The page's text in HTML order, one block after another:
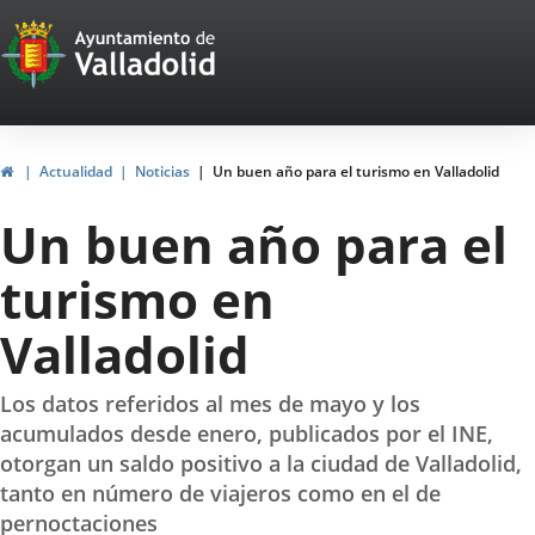
Portal
Web
del
Ayuntamiento
de
Valladolid
HomeActualidad Noticias Un buen año para el turismo en Valladolid
Un buen año para el
turismo en
Valladolid
Los datos referidos al mes de mayo y los
acumulados desde enero, publicados por el INE,
otorgan un saldo positivo a la ciudad de Valladolid,
tanto en número de viajeros como en el de
pernoctaciones